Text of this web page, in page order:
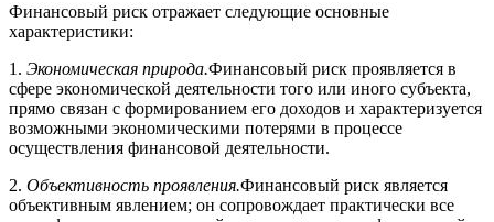
Финансовый риск отражает следующие основные
характеристики:
1. Экономическая природа.Финансовый риск проявляется в
сфере экономической деятельности того или иного субъекта,
прямо связан с формированием его доходов и характеризуется
возможными экономическими потерями в процессе
осуществления финансовой деятельности.
2. Объективность проявления.Финансовый риск является
объективным явлением; он сопровождает практически все